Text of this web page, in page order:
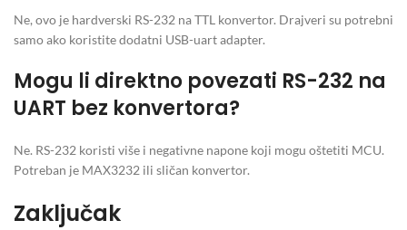
Ne, ovo je hardverski RS-232 na TTL konvertor. Drajveri su potrebni
samo ako koristite dodatni USB-uart adapter.
Mogu li direktno povezati RS-232 na
UART bez konvertora?
Ne. RS-232 koristi više i negativne napone koji mogu oštetiti MCU.
Potreban je MAX3232 ili sličan konvertor.
Zaključak